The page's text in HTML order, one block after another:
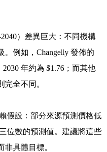
）差異巨大 ：不同機構
。例如，Changelly 發佈的
2030 年約為 $1.76；而其他
全不同。
假設 ：部分來源預測價格低
位數的預測值。建議將這些
具體目標。